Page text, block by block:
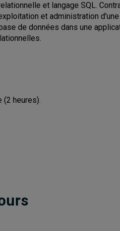
et langage SQL.
et administration
de données dans une
(2 heures).